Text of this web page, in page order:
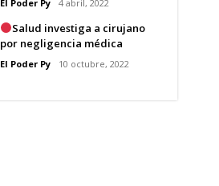
El Poder Py 4 abril, 2022
Salud investiga a cirujano
por negligencia médica
El Poder Py 10 octubre, 2022